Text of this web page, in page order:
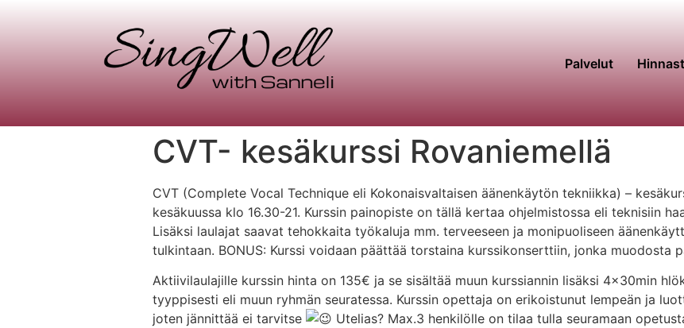
Palvelut
CVT- kesäkurssi Rovaniemellä
CVT (Complete Vocal Technique eli Kokonaisvaltaisen äänenkäytön tekniikka) –
kesäkuussa klo 16.30-21. Kurssin painopiste on tällä kertaa ohjelmistossa eli teknisiin
Lisäksi laulajat saavat tehokkaita työkaluja mm. terveeseen ja monipuoliseen
tulkintaan. BONUS: Kurssi voidaan päättää torstaina kurssikonserttiin, jonka muodosta
Aktiivilaulajille kurssin hinta on 135€ ja se sisältää muun kurssiannin lisäksi 4x30min
tyyppisesti eli muun ryhmän seuratessa. Kurssin opettaja on erikoistunut lempeän ja
joten jännittää ei tarvitse
Utelias? Max.3 henkilölle on tilaa tulla seuramaan